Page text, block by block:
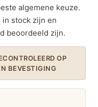
algemene keuze.
stock zijn en
beoordeeld zijn.
OP
BEVESTIGING